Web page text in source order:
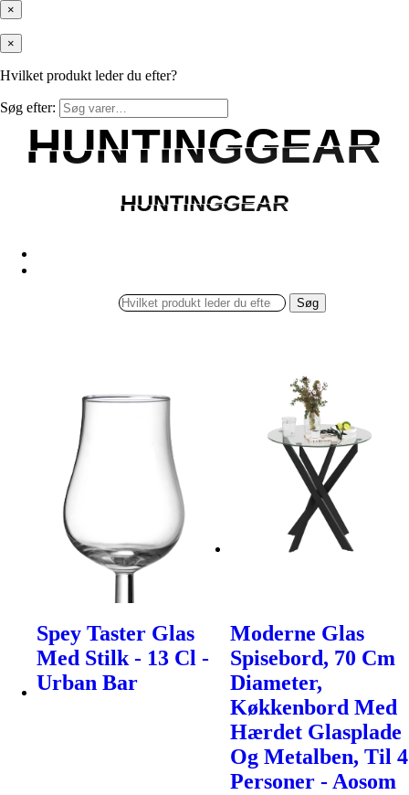
×
×
Hvilket produkt leder du efter?
Søg efter:
HUNTINGGEAR
HUNTINGGEAR
HUNTINGGEAR
HUNTINGGEAR
Søg
Spey Taster Glas
Med Stilk - 13 Cl -
Urban Bar
Moderne Glas
Spisebord, 70 Cm
Diameter,
Køkkenbord Med
Hærdet Glasplade
Og Metalben, Til 4
Personer - Aosom